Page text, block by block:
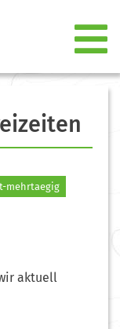
mehrtaegig
aktuell